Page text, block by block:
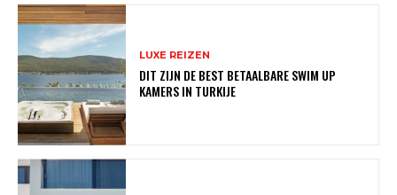
LUXE REIZEN
DIT ZIJN DE BEST BETAALBARE SWIM UP
KAMERS IN TURKIJE